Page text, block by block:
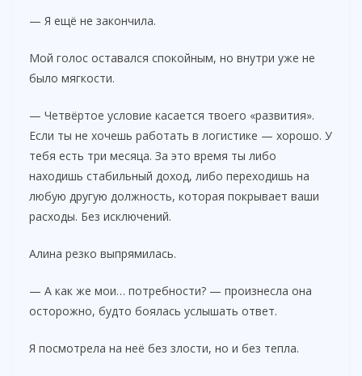
— Я ещё не закончила.
Мой голос оставался спокойным, но внутри уже не
было мягкости.
— Четвёртое условие касается твоего «развития».
Если ты не хочешь работать в логистике — хорошо. У
тебя есть три месяца. За это время ты либо
находишь стабильный доход, либо переходишь на
любую другую должность, которая покрывает ваши
расходы. Без исключений.
Алина резко выпрямилась.
— А как же мои… потребности? — произнесла она
осторожно, будто боялась услышать ответ.
Я посмотрела на неё без злости, но и без тепла.